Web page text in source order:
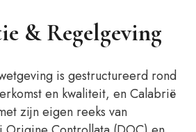
& Regelgeving
is gestructureerd rond
en kwaliteit, en Calabrië
zijn eigen reeks van